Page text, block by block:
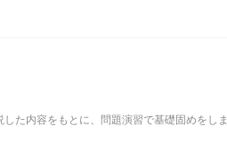
た内容をもとに、問題演習で基礎固めをしま